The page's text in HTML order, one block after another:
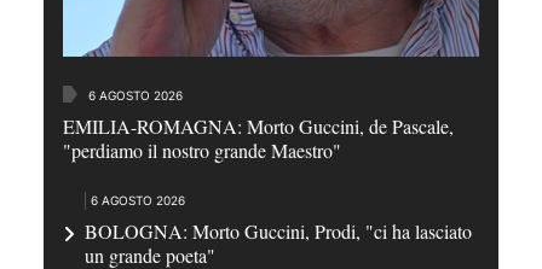
6 AGOSTO 2026
EMILIA-ROMAGNA: Morto Guccini, de Pascale,
"perdiamo il nostro grande Maestro"
6 AGOSTO 2026
BOLOGNA: Morto Guccini, Prodi, "ci ha lasciato
un grande poeta"